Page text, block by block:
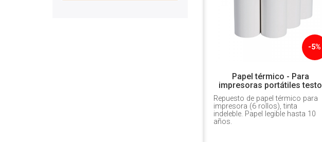
-5%
Papel térmico - Para
impresoras portátiles testo
Repuesto de papel térmico para
impresora (6 rollos), tinta
indeleble. Papel legible hasta 10
años.